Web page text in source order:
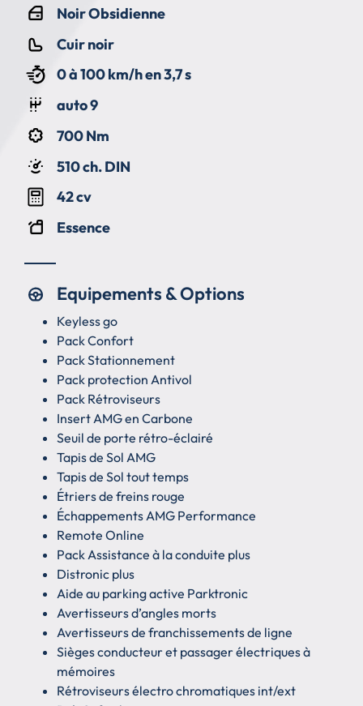
Noir Obsidienne
Cuir noir
0 à 100 km/h en 3,7 s
auto 9
700 Nm
510 ch. DIN
42 cv
Essence
Equipements & Options
Keyless go
Pack Confort
Pack Stationnement
Pack protection Antivol
Pack Rétroviseurs
Insert AMG en Carbone
Seuil de porte rétro-éclairé
Tapis de Sol AMG
Tapis de Sol tout temps
Étriers de freins rouge
Échappements AMG Performance
Remote Online
Pack Assistance à la conduite plus
Distronic plus
Aide au parking active Parktronic
Avertisseurs d’angles morts
Avertisseurs de franchissements de ligne
Sièges conducteur et passager électriques à
mémoires
Rétroviseurs électro chromatiques int/ext